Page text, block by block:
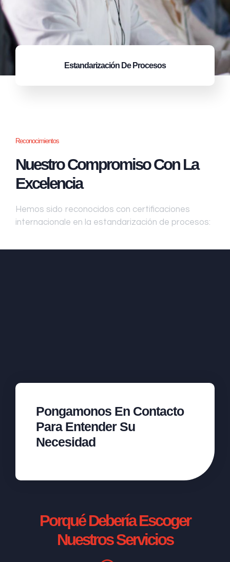
Estandarización De Procesos
Reconocimientos
Nuestro Compromiso Con La
Excelencia
Hemos sido reconocidos con certificaciones
internacionale en la estandarización de procesos:
Pongamonos En Contacto
Para Entender Su
Necesidad
Porqué Debería Escoger
Nuestros Servicios